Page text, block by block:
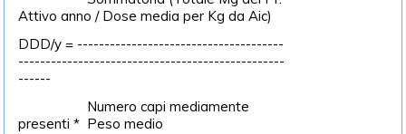
Attivo anno / Dose media per Kg da Aic)
DDD/y = --------------------------------------
-------------------------------------------------
------
Numero capi mediamente
presenti * Peso medio